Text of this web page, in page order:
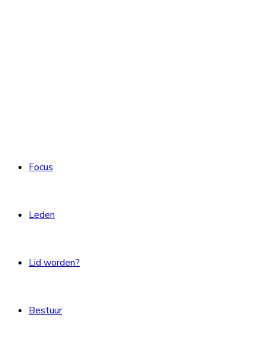
Focus
Leden
Lid worden?
Bestuur